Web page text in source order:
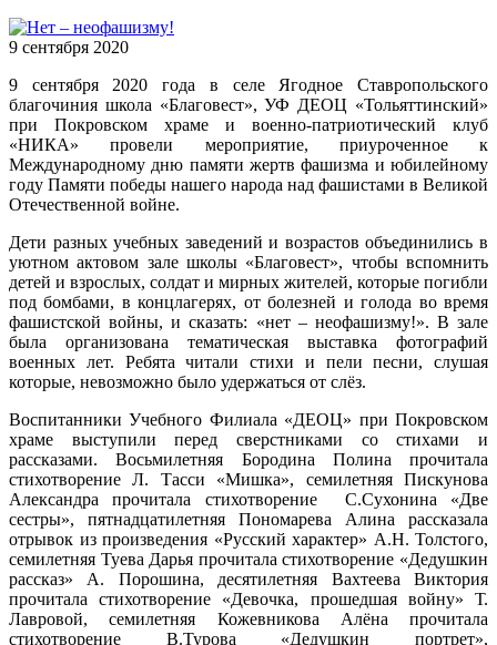
9 сентября 2020
9 сентября 2020 года в селе Ягодное Ставропольского
благочиния школа «Благовест», УФ ДЕОЦ «Тольяттинский»
при Покровском храме и военно-патриотический клуб
«НИКА» провели мероприятие, приуроченное к
Международному дню памяти жертв фашизма и юбилейному
году Памяти победы нашего народа над фашистами в Великой
Отечественной войне.
Дети разных учебных заведений и возрастов объединились в
уютном актовом зале школы «Благовест», чтобы вспомнить
детей и взрослых, солдат и мирных жителей, которые погибли
под бомбами, в концлагерях, от болезней и голода во время
фашистской войны, и сказать: «нет – неофашизму!». В зале
была организована тематическая выставка фотографий
военных лет. Ребята читали стихи и пели песни, слушая
которые, невозможно было удержаться от слёз.
Воспитанники Учебного Филиала «ДЕОЦ» при Покровском
храме выступили перед сверстниками со стихами и
рассказами. Восьмилетняя Бородина Полина прочитала
стихотворение Л. Тасси «Мишка», семилетняя Пискунова
Александра прочитала стихотворение С.Сухонина «Две
сестры», пятнадцатилетняя Пономарева Алина рассказала
отрывок из произведения «Русский характер» А.Н. Толстого,
семилетняя Туева Дарья прочитала стихотворение «Дедушкин
рассказ» А. Порошина, десятилетняя Вахтеева Виктория
прочитала стихотворение «Девочка, прошедшая войну» Т.
Лавровой, семилетняя Кожевникова Алёна прочитала
стихотворение В.Турова «Дедушкин портрет»,